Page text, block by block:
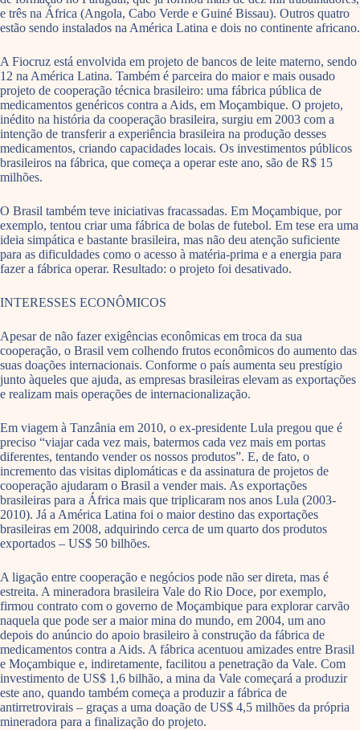
e três na África (Angola, Cabo Verde e Guiné Bissau). Outros quatro
estão sendo instalados na América Latina e dois no continente africano.
A Fiocruz está envolvida em projeto de bancos de leite materno, sendo
12 na América Latina. Também é parceira do maior e mais ousado
projeto de cooperação técnica brasileiro: uma fábrica pública de
medicamentos genéricos contra a Aids, em Moçambique. O projeto,
inédito na história da cooperação brasileira, surgiu em 2003 com a
intenção de transferir a experiência brasileira na produção desses
medicamentos, criando capacidades locais. Os investimentos públicos
brasileiros na fábrica, que começa a operar este ano, são de R$ 15
milhões.
O Brasil também teve iniciativas fracassadas. Em Moçambique, por
exemplo, tentou criar uma fábrica de bolas de futebol. Em tese era uma
ideia simpática e bastante brasileira, mas não deu atenção suficiente
para as dificuldades como o acesso à matéria-prima e a energia para
fazer a fábrica operar. Resultado: o projeto foi desativado.
INTERESSES ECONÔMICOS
Apesar de não fazer exigências econômicas em troca da sua
cooperação, o Brasil vem colhendo frutos econômicos do aumento das
suas doações internacionais. Conforme o país aumenta seu prestígio
junto àqueles que ajuda, as empresas brasileiras elevam as exportações
e realizam mais operações de internacionalização.
Em viagem à Tanzânia em 2010, o ex-presidente Lula pregou que é
preciso “viajar cada vez mais, batermos cada vez mais em portas
diferentes, tentando vender os nossos produtos”. E, de fato, o
incremento das visitas diplomáticas e da assinatura de projetos de
cooperação ajudaram o Brasil a vender mais. As exportações
brasileiras para a África mais que triplicaram nos anos Lula (2003-
2010). Já a América Latina foi o maior destino das exportações
brasileiras em 2008, adquirindo cerca de um quarto dos produtos
exportados – US$ 50 bilhões.
A ligação entre cooperação e negócios pode não ser direta, mas é
estreita. A mineradora brasileira Vale do Rio Doce, por exemplo,
firmou contrato com o governo de Moçambique para explorar carvão
naquela que pode ser a maior mina do mundo, em 2004, um ano
depois do anúncio do apoio brasileiro à construção da fábrica de
medicamentos contra a Aids. A fábrica acentuou amizades entre Brasil
e Moçambique e, indiretamente, facilitou a penetração da Vale. Com
investimento de US$ 1,6 bilhão, a mina da Vale começará a produzir
este ano, quando também começa a produzir a fábrica de
antirretrovirais – graças a uma doação de US$ 4,5 milhões da própria
mineradora para a finalização do projeto.